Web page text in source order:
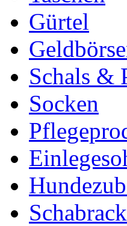
Gürtel
Schals &
Socken